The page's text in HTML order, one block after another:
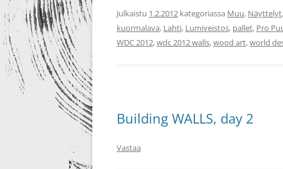
Julkaistu 1.2.2012 kategoriassa Muu, Näyttelyt,
kuormalava, Lahti, Lumiveistos, pallet, Pro
WDC 2012,wdc 2012 walls,wood art,world
Building WALLS, day 2
Vastaa